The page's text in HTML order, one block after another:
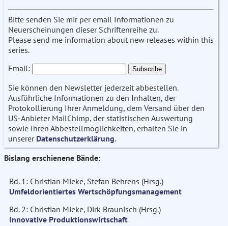
Bitte senden Sie mir per email Informationen zu
Neuerscheinungen dieser Schriftenreihe zu.
Please send me information about new releases within this
series.
Email:
Sie können den Newsletter jederzeit abbestellen.
Ausführliche Informationen zu den Inhalten, der
Protokollierung Ihrer Anmeldung, dem Versand über den
US-Anbieter MailChimp, der statistischen Auswertung
sowie Ihren Abbestellmöglichkeiten, erhalten Sie in
unserer Datenschutzerklärung.
Bislang erschienene Bände:
Bd. 1: Christian Mieke, Stefan Behrens (Hrsg.)
Umfeldorientiertes Wertschöpfungsmanagement
Bd. 2: Christian Mieke, Dirk Braunisch (Hrsg.)
Innovative Produktionswirtschaft